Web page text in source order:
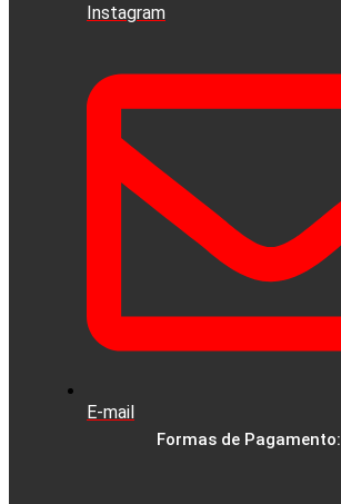
Instagram
E-mail
Formas de Pagamento: